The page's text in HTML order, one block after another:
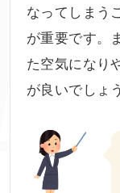
なってしまう
が重要です。
た空気になり
が良いでしょ